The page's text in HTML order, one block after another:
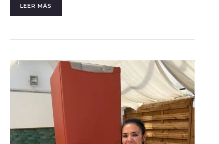
LEER MÁS
CÓMO
ELECTRODOMÉSTICOS:
GUÍA
PASO
A
PASO